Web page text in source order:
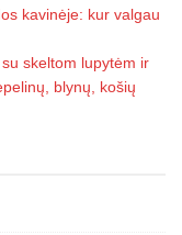
kavinėje: kur valgau
skeltom lupytėm ir
blynų, košių